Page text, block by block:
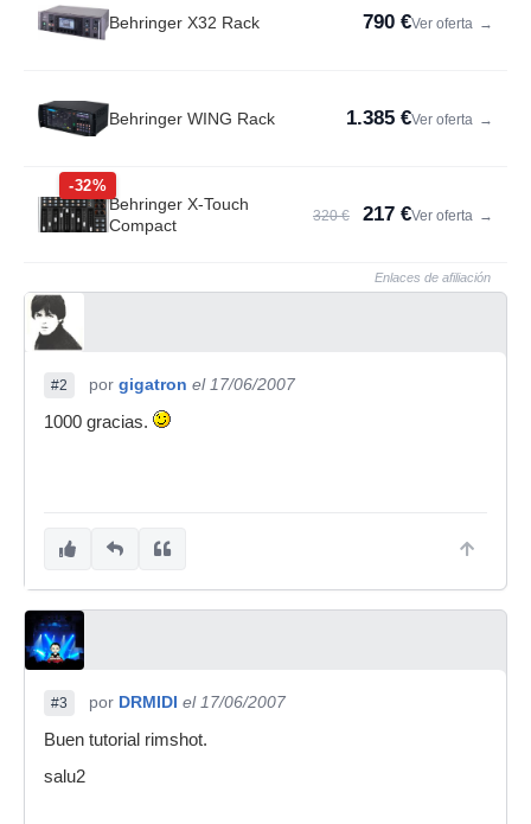
Behringer X32 Rack 790 €Ver oferta →
Behringer WING Rack 1.385 €Ver oferta →
-32%
Behringer X-Touch
Compact
320 € 217 €Ver oferta →
Enlaces de afiliación
#2 por gigatron el 17/06/2007
1000 gracias.
#3 por DRMIDI el 17/06/2007
Buen tutorial rimshot.
salu2